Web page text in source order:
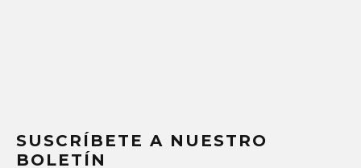
SUSCRÍBETE A NUESTRO
BOLETÍN